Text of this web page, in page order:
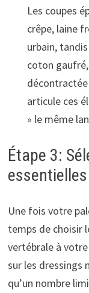
Les coupes
crêpe, laine
urbain,
coton
articule ces
» le même
Étape 3:
Une fois votre
temps de choisir
vertébrale à
sur les dressings
qu’un nombre